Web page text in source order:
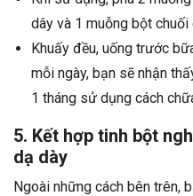
dây và 1 muỗng bột
Khuấy đều, uống trước
mỗi ngày, bạn sẽ nhận
1 tháng sử dụng cách
5. Kết hợp tinh bột
dạ dày
Ngoài những cách bên trên,